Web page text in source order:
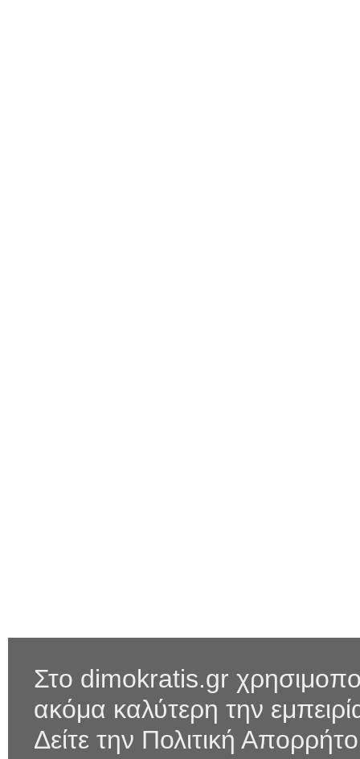
Στο dimokratis.gr
ακόμα καλύτερη την
Δείτε την Πολιτική